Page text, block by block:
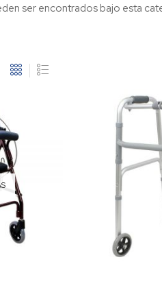
ser encontrados bajo esta